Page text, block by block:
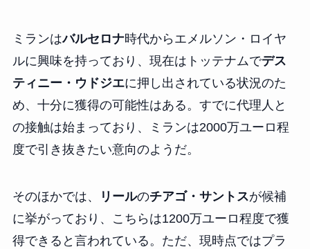
ミランはバルセロナ時代からエメルソン・ロイヤ
ルに興味を持っており、現在はトッテナムでデス
ティニー・ウドジエに押し出されている状況のた
め、十分に獲得の可能性はある。すでに代理人と
の接触は始まっており、ミランは2000万ユーロ程
度で引き抜きたい意向のようだ。
そのほかでは、 リールのチアゴ・サントスが候補
に挙がっており、こちらは1200万ユーロ程度で獲
得できると言われている。ただ、現時点ではプラ